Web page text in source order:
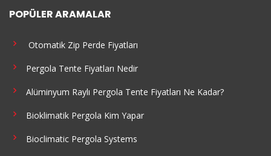
POPÜLER ARAMALAR
Otomatik Zip Perde Fiyatları
Pergola Tente Fiyatları Nedir
Alüminyum Raylı Pergola Tente Fiyatları Ne Kadar?
Bioklimatik Pergola Kim Yapar
Bioclimatic Pergola Systems